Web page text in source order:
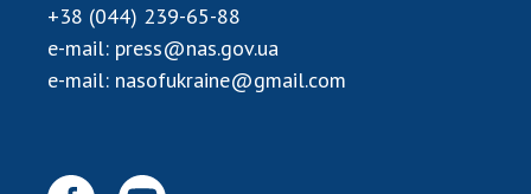
НОВИНИ
ЗАСІДАННЯ ПРЕЗИДІЇ НАН УКРАЇНИ
МЕДІА ПРО НАС
+38 (044) 239-65-88
e-mail: press@nas.gov.ua
e-mail: nasofukraine@gmail.com